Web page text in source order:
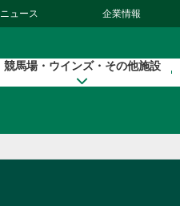
ニュース 企業情報
競馬場・ウインズ・その他施設